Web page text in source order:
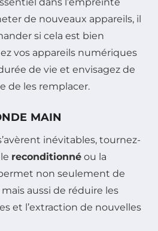
de nouveaux appareils, il
si cela est bien
vos appareils numériques
de vie et envisagez de
de les remplacer.
MAIN
inévitables, tournez-
reconditionné ou la
non seulement de
aussi de réduire les
et l’extraction de nouvelles